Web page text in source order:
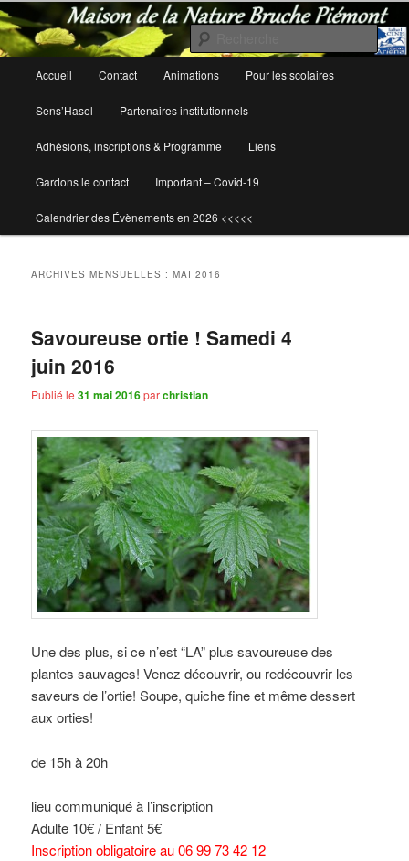
Aller
principal
Aller
secondaire
Accueil Contact Animations Pour les scolaires
Sens’Hasel Partenaires institutionnels
Adhésions, inscriptions & Programme Liens
Gardons le contact Important – Covid-19
Calendrier des Évènements en 2026 <<<<<
ARCHIVES MENSUELLES :MAI 2016
Savoureuse ortie ! Samedi 4
juin 2016
Publié le31 mai 2016parchristian
Une des plus, si ce n’est “LA” plus savoureuse des
plantes sauvages! Venez découvrir, ou redécouvrir les
saveurs de l’ortie! Soupe, quiche fine et même dessert
aux orties!
de 15h à 20h
lieu communiqué à l’inscription
Adulte 10€ / Enfant 5€
Inscription obligatoireau06 99 73 42 12